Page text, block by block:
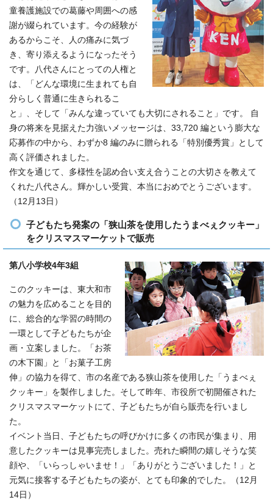
童養護施設での葛藤や周囲への感
謝が綴られています。今の経験が
あるからこそ、人の痛みに気づ
き、寄り添えるようになったそう
です。八代さんにとっての人権と
は、「どんな環境に生まれても自
分らしく普通に生きられるこ
と」、そして「みんな違っていても大切にされること」です。 自
身の将来を見据えた力強いメッセージは、33,720 編という膨大な
応募作の中から、わずか8 編のみに贈られる「特別優秀賞」として
高く評価されました。
作文を通じて、多様性を認め合い支え合うことの大切さを教えて
くれた八代さん。輝かしい受賞、本当におめでとうございます。
（12月13日）
子どもたち発案の「狭山茶を使用したうまべぇクッキー」
をクリスマスマーケットで販売
第八小学校4年3組
このクッキーは、東大和市
の魅力を広めることを目的
に、総合的な学習の時間の
一環として子どもたちが企
画・立案しました。「お茶
の木下園」と「お菓子工房
伸」の協力を得て、市の名産である狭山茶を使用した「うまべぇ
クッキー」を製作しました。そして昨年、市役所で初開催された
クリスマスマーケットにて、子どもたちが自ら販売を行いまし
た。
イベント当日、子どもたちの呼びかけに多くの市民が集まり、用
意したクッキーは見事完売しました。売れた瞬間の嬉しそうな笑
顔や、「いらっしゃいませ！」「ありがとうございました！」と
元気に接客する子どもたちの姿が、とても印象的でした。（12月
14日）